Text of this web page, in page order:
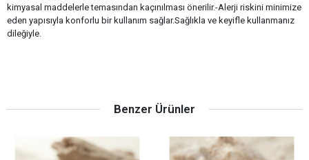
kimyasal maddelerle temasından kaçınılması önerilir.-Alerji riskini minimize
eden yapısıyla konforlu bir kullanım sağlar.Sağlıkla ve keyifle kullanmanız
dileğiyle.
Benzer Ürünler